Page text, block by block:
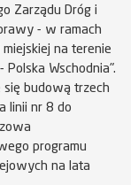
Zarządu Dróg i
- w ramach
na terenie
Polska Wschodnia".
się budową trzech
linii nr 8 do
programu
na lata